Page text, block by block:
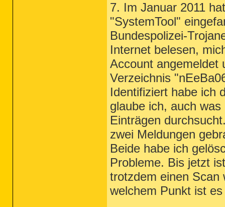
7. Im Januar 2011
"SystemTool"
Bundespolizei-
Internet belesen,
Account angemeldet
Verzeichnis
Identifiziert habe ich
glaube ich, auch
Einträgen
zwei Meldungen
Beide habe ich
Probleme. Bis jetzt
trotzdem einen Scan
welchem Punkt ist